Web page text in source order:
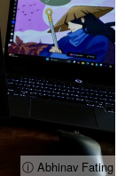
ⓘ Abhinav Fating